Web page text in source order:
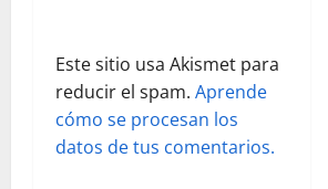
a
s
Este sitio usa Akismet para
reducir el spam. Aprende
cómo se procesan los
datos de tus comentarios.